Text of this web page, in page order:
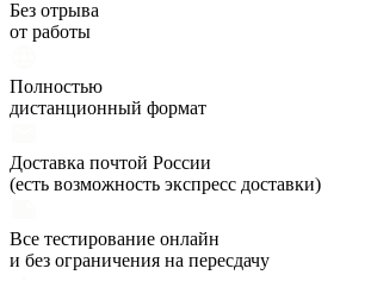
Без отрыва
от работы
Полностью
дистанционный формат
Доставка почтой России
(есть возможность экспресс доставки)
Все тестирование онлайн
и без ограничения на пересдачу